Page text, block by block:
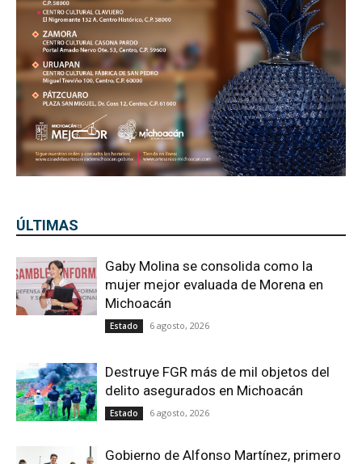
ÚLTIMAS
Gaby Molina se consolida como la
mujer mejor evaluada de Morena en
Michoacán
Estado 6 agosto, 2026
Destruye FGR más de mil objetos del
delito asegurados en Michoacán
Estado 6 agosto, 2026
Gobierno de Alfonso Martínez, primero